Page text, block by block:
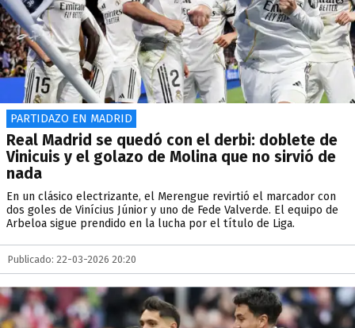
PARTIDAZO EN MADRID
Real Madrid se quedó con el derbi: doblete de
Vinicuis y el golazo de Molina que no sirvió de
nada
En un clásico electrizante, el Merengue revirtió el marcador con
dos goles de Vinícius Júnior y uno de Fede Valverde. El equipo de
Arbeloa sigue prendido en la lucha por el título de Liga.
Publicado: 22-03-2026 20:20